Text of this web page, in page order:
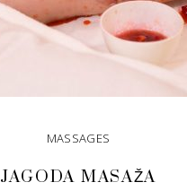
MASSAGES
JAGODA MASAŽA